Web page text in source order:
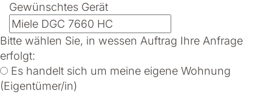
Gewünschtes Gerät
Bitte wählen Sie, in wessen Auftrag Ihre Anfrage
erfolgt:
Es handelt sich um meine eigene Wohnung
(Eigentümer/in)